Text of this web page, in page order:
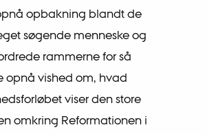
opbakning blandt de
søgende menneske og
rammerne for så
vished om, hvad
viser den store
omkring Reformationen i